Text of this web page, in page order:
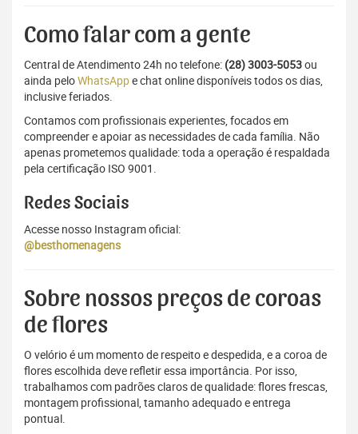
Como falar com a gente
Central de Atendimento 24h no telefone: (28) 3003-5053ou
ainda peloWhatsAppe chat online disponíveis todos os dias,
inclusive feriados.
Contamos com profissionais experientes, focados em
compreender e apoiar as necessidades de cada família. Não
apenas prometemos qualidade: toda a operação é respaldada
pela certificação ISO 9001.
Redes Sociais
Acesse nosso Instagram oficial:
@besthomenagens
Sobre nossos preços de coroas
de flores
O velório é um momento de respeito e despedida, e a coroa de
flores escolhida deve refletir essa importância. Por isso,
trabalhamos com padrões claros de qualidade: flores frescas,
montagem profissional, tamanho adequado e entrega
pontual.